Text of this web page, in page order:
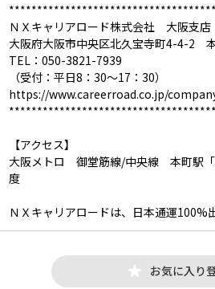
ＮＸキャリアロード株式会社 大阪支店
大阪府大阪市中央区北久宝寺町4-4-2
TEL：050-3821-7939
（受付：平日8：30～17：30）
https://www.careerroad.co.jp/
【アクセス】
大阪メトロ 御堂筋線/中央線 本町駅「
度
ＮＸキャリアロードは、日本通運100%
お気に入り